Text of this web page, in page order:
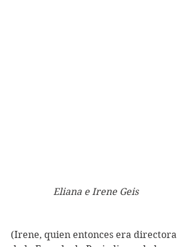
Eliana e Irene Geis
(Irene, quien entonces era directora